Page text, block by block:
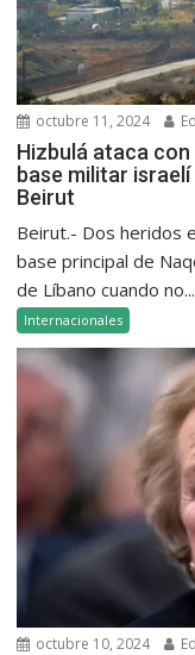
octubre 11, 2024
Hizbulá ataca
base militar
Beirut
Beirut.- Dos heridos
base principal de
de Líbano cuando no...
Internacionales
octubre 10, 2024